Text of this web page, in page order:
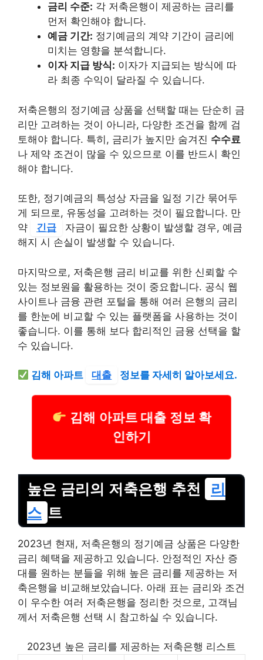
금리 수준: 각 저축은행이 제공하는 금리를
먼저 확인해야 합니다.
예금 기간: 정기예금의 계약 기간이 금리에
미치는 영향을 분석합니다.
이자 지급 방식: 이자가 지급되는 방식에 따
라 최종 수익이 달라질 수 있습니다.
저축은행의 정기예금 상품을 선택할 때는 단순히 금
리만 고려하는 것이 아니라, 다양한 조건을 함께 검
토해야 합니다. 특히, 금리가 높지만 숨겨진 수수료
나 제약 조건이 많을 수 있으므로 이를 반드시 확인
해야 합니다.
또한, 정기예금의 특성상 자금을 일정 기간 묶어두
게 되므로, 유동성을 고려하는 것이 필요합니다. 만
약
긴급
자금이 필요한 상황이 발생할 경우, 예금
해지 시 손실이 발생할 수 있습니다.
마지막으로, 저축은행 금리 비교를 위한 신뢰할 수
있는 정보원을 활용하는 것이 중요합니다. 공식 웹
사이트나 금융 관련 포털을 통해 여러 은행의 금리
를 한눈에 비교할 수 있는 플랫폼을 사용하는 것이
좋습니다. 이를 통해 보다 합리적인 금융 선택을 할
수 있습니다.
김해 아파트 대출 정보를 자세히 알아보세요.
김해 아파트 대출 정보 확
인하기
높은 금리의 저축은행 추천
리
스 트
2023년 현재, 저축은행의 정기예금 상품은 다양한
금리 혜택을 제공하고 있습니다. 안정적인 자산 증
대를 원하는 분들을 위해 높은 금리를 제공하는 저
축은행을 비교해보았습니다. 아래 표는 금리와 조건
이 우수한 여러 저축은행을 정리한 것으로, 고객님
께서 저축은행 선택 시 참고하실 수 있습니다.
2023년 높은 금리를 제공하는 저축은행 리스트